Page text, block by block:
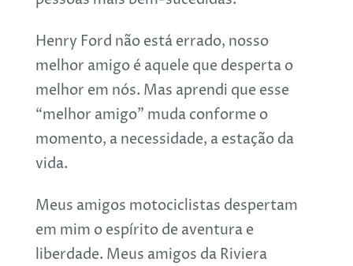
Henry Ford não está errado, nosso
melhor amigo é aquele que desperta o
melhor em nós. Mas aprendi que esse
“melhor amigo” muda conforme o
momento, a necessidade, a estação da
vida.
Meus amigos motociclistas despertam
em mim o espírito de aventura e
liberdade. Meus amigos da Riviera